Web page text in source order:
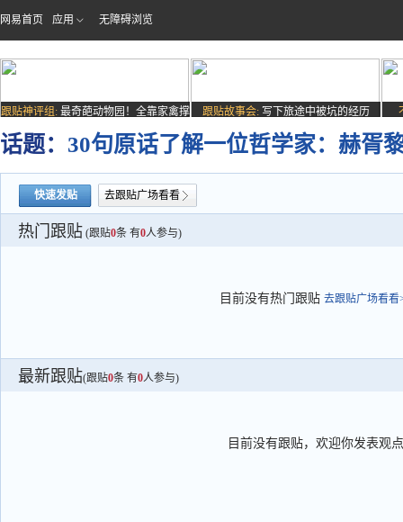
网易首页 应用 无障碍浏览
跟贴神评组: 最奇葩动物园！全靠家禽撑
场子
跟贴故事会: 写下旅途中被坑的经历
话题： 30句原话了解一位哲学家：赫胥
快速发贴 去跟贴广场看看
热门跟贴 (跟贴0条 有0人参与)
目前没有热门跟贴 去跟贴广场看看
最新跟贴(跟贴0条 有0人参与)
目前没有跟贴，欢迎你发表观点